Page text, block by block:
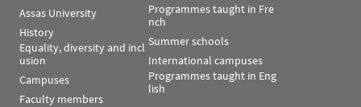
Assas University
History
Equality, diversity and incl
usion
Campuses
Faculty members
Programmes taught in Fre
nch
Summer schools
International campuses
Programmes taught in Eng
lish